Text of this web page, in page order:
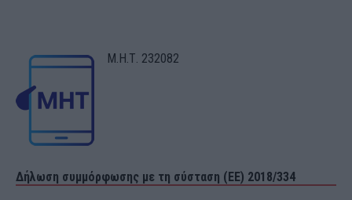
Μ.Η.Τ. 232082
Δήλωση συμμόρφωσης με τη σύσταση (ΕΕ) 2018/334